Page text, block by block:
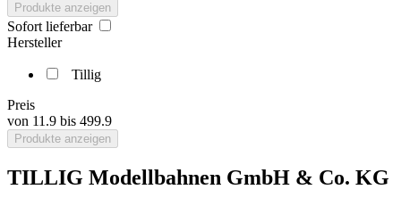
Produkte anzeigen
Sofort lieferbar
Hersteller
Tillig
Preis
von 11.9 bis 499.9
Produkte anzeigen
TILLIG Modellbahnen GmbH & Co. KG